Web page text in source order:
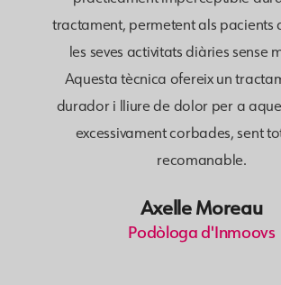
tractament, permetent als pacients
les seves activitats diàries sense
Aquesta tècnica ofereix un
durador i lliure de dolor per a
excessivament corbades, sent
recomanable.
Axelle Moreau
Podòloga d'Inmoovs